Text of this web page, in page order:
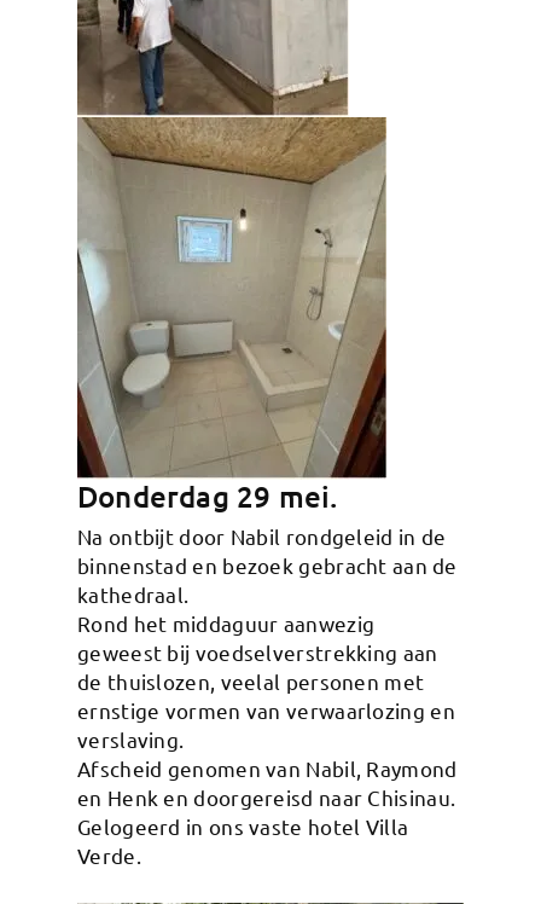
Donderdag 29 mei.
Na ontbijt door Nabil rondgeleid in de
binnenstad en bezoek gebracht aan de
kathedraal.
Rond het middaguur aanwezig
geweest bij voedselverstrekking aan
de thuislozen, veelal personen met
ernstige vormen van verwaarlozing en
verslaving.
Afscheid genomen van Nabil, Raymond
en Henk en doorgereisd naar Chisinau.
Gelogeerd in ons vaste hotel Villa
Verde.